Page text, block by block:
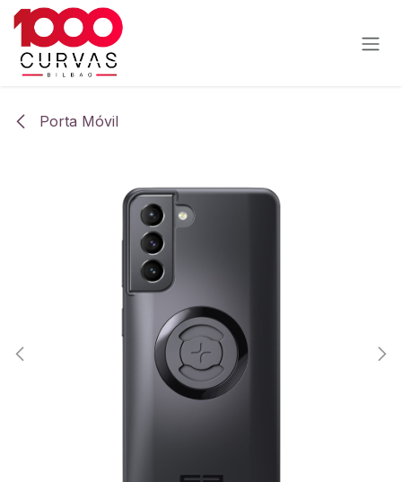
Ir al contenido
Porta Móvil